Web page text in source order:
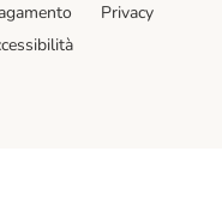
Privacy